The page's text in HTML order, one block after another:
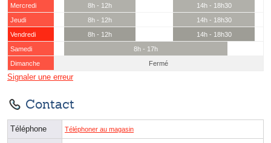
Mercredi
8h - 12h
14h - 18h30
Jeudi
8h - 12h
14h - 18h30
Vendredi
8h - 12h
14h - 18h30
Samedi
8h - 17h
Dimanche
Fermé
Signaler une erreur
Contact
Téléphone Téléphoner au magasin